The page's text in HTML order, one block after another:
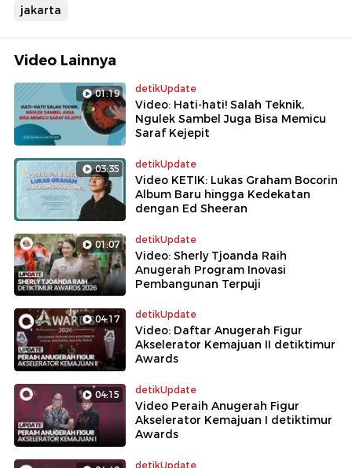
jakarta
Video Lainnya
01:19 detikUpdate
Video: Hati-hati! Salah Teknik,
Ngulek Sambel Juga Bisa Memicu
Saraf Kejepit
03:35 detikUpdate
Video KETIK: Lukas Graham Bocorin
Album Baru hingga Kedekatan
dengan Ed Sheeran
01:07 detikUpdate
Video: Sherly Tjoanda Raih
Anugerah Program Inovasi
Pembangunan Terpuji
04:17 detikUpdate
Video: Daftar Anugerah Figur
Akselerator Kemajuan II detiktimur
Awards
04:15 detikUpdate
Video Peraih Anugerah Figur
Akselerator Kemajuan I detiktimur
Awards
detikUpdate